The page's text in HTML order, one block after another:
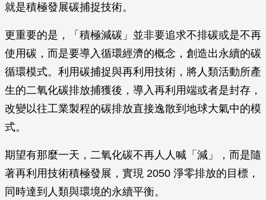
就是積極發展碳捕捉技術。
更重要的是，「積極減碳」並非要追求不排碳或是不再
使用碳，而是要導入循環經濟的概念，創造出永續的碳
循環模式。利用碳捕捉與再利用技術，將人類活動所產
生的二氧化碳排放捕獲後，導入再利用端或者是封存，
改變以往工業製程的碳排放直接逸散到地球大氣中的模
式。
期望有那麼一天，二氧化碳不再人人喊「減」，而是隨
著再利用技術積極發展，實現 2050 淨零排放的目標，
同時達到人類與環境的永續平衡。